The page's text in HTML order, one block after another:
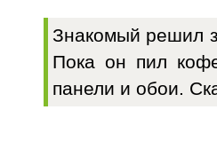
Знакомый решил
Пока он пил
панели и обои.